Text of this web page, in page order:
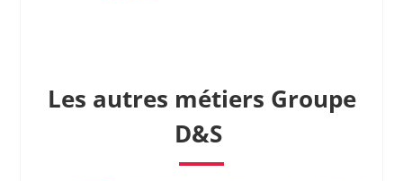
Les autres métiers Groupe
D&S